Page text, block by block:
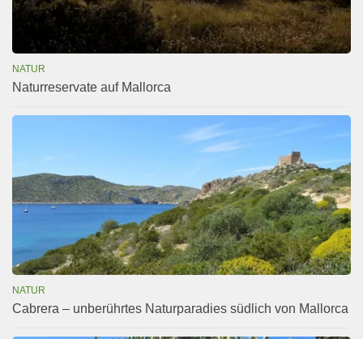
NATUR
Naturreservate auf Mallorca
NATUR
Cabrera – unberührtes Naturparadies südlich von Mallorca